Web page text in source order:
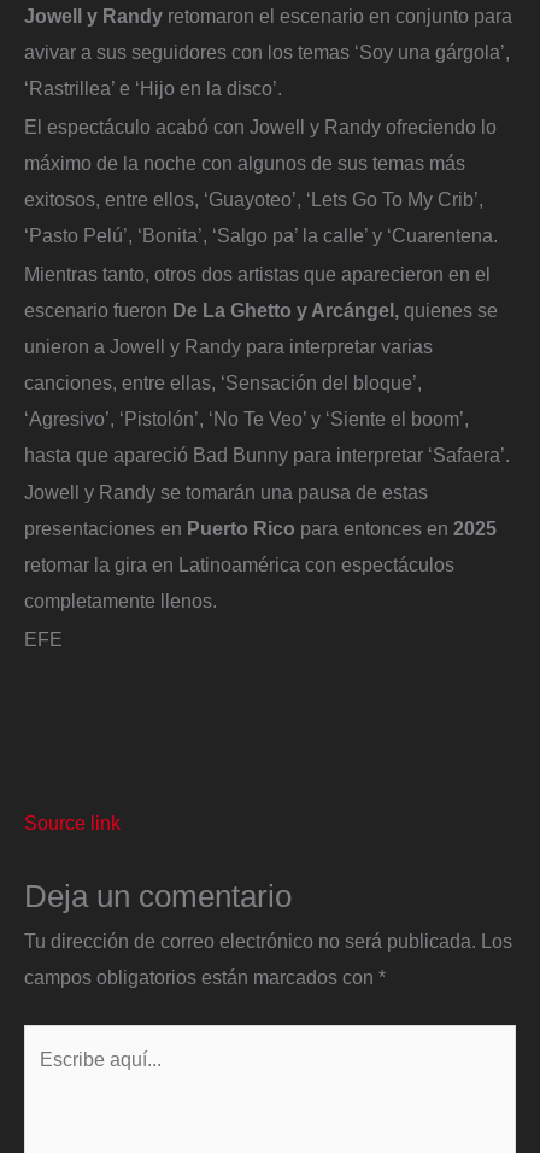
Jowell y Randy retomaron el escenario en conjunto para
avivar a sus seguidores con los temas ‘Soy una gárgola’,
‘Rastrillea’ e ‘Hijo en la disco’.
El espectáculo acabó con Jowell y Randy ofreciendo lo
máximo de la noche con algunos de sus temas más
exitosos, entre ellos, ‘Guayoteo’, ‘Lets Go To My Crib’,
‘Pasto Pelú’, ‘Bonita’, ‘Salgo pa’ la calle’ y ‘Cuarentena.
Mientras tanto, otros dos artistas que aparecieron en el
escenario fueron De La Ghetto y Arcángel, quienes se
unieron a Jowell y Randy para interpretar varias
canciones, entre ellas, ‘Sensación del bloque’,
‘Agresivo’, ‘Pistolón’, ‘No Te Veo’ y ‘Siente el boom’,
hasta que apareció Bad Bunny para interpretar ‘Safaera’.
Jowell y Randy se tomarán una pausa de estas
presentaciones en Puerto Rico para entonces en 2025
retomar la gira en Latinoamérica con espectáculos
completamente llenos.
EFE
Source link
Deja un comentario
Tu dirección de correo electrónico no será publicada. Los
campos obligatorios están marcados con *